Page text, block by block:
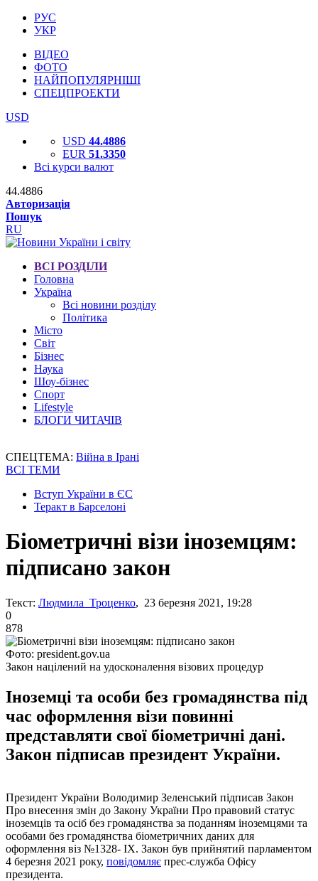
РУС
УКР
ВІДЕО
ФОТО
НАЙПОПУЛЯРНІШІ
СПЕЦПРОЕКТИ
USD
USD 44.4886
EUR 51.3350
Всі курси валют
44.4886
Авторизація
Пошук
RU
ВСІ РОЗДІЛИ
Головна
Україна
Всі новини розділу
Політика
Місто
Світ
Бізнес
Наука
Шоу-бізнес
Спорт
Lifestyle
БЛОГИ ЧИТАЧІВ
СПЕЦТЕМА: Війна в Ірані
ВСІ ТЕМИ
Вступ України в ЄС
Теракт в Барселоні
Біометричні візи іноземцям:
підписано закон
Текст: Людмила Троценко, 23 березня 2021, 19:28
0
878
Фото: president.gov.ua
Закон націлений на удосконалення візових процедур
Іноземці та особи без громадянства під
час оформлення візи повинні
представляти свої біометричні дані.
Закон підписав президент України.
Президент України Володимир Зеленський підписав Закон
Про внесення змін до Закону України Про правовий статус
іноземців та осіб без громадянства за поданням іноземцями та
особами без громадянства біометричних даних для
оформлення віз №1328- ІХ. Закон був прийнятий парламентом
4 березня 2021 року, повідомляє прес-служба Офісу
президента.